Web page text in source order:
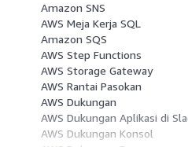
Amazon SNS
AWS Meja Kerja SQL
Amazon SQS
AWS Step Functions
AWS Storage Gateway
AWS Rantai Pasokan
AWS Dukungan
AWS Dukungan Aplikasi di
AWS Dukungan Konsol